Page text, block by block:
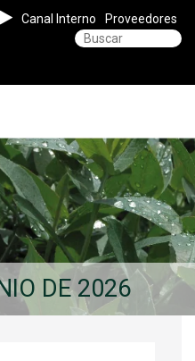
Canal Interno Proveedores
DE 2026